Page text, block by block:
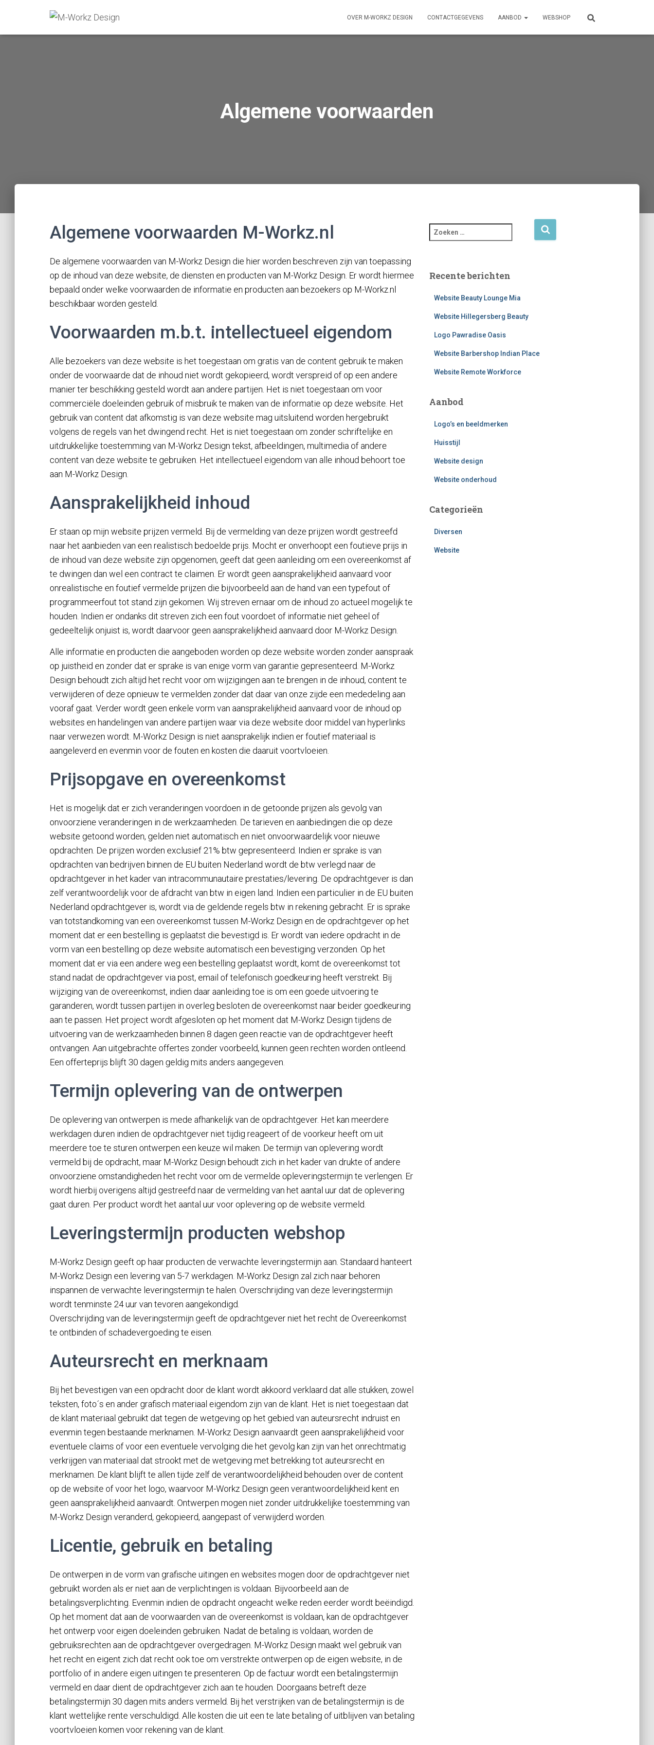
OVER M-WORKZ DESIGN CONTACTGEGEVENS AANBOD WEBSHOP
Algemene voorwaarden
Algemene voorwaarden M-Workz.nl
De algemene voorwaarden van M-Workz Design die hier worden beschreven zijn van toepassing
op de inhoud van deze website, de diensten en producten van M-Workz Design. Er wordt hiermee
bepaald onder welke voorwaarden de informatie en producten aan bezoekers op M-Workz.nl
beschikbaar worden gesteld.
Voorwaarden m.b.t. intellectueel eigendom
Alle bezoekers van deze website is het toegestaan om gratis van de content gebruik te maken
onder de voorwaarde dat de inhoud niet wordt gekopieerd, wordt verspreid of op een andere
manier ter beschikking gesteld wordt aan andere partijen. Het is niet toegestaan om voor
commerciële doeleinden gebruik of misbruik te maken van de informatie op deze website. Het
gebruik van content dat afkomstig is van deze website mag uitsluitend worden hergebruikt
volgens de regels van het dwingend recht. Het is niet toegestaan om zonder schriftelijke en
uitdrukkelijke toestemming van M-Workz Design tekst, afbeeldingen, multimedia of andere
content van deze website te gebruiken. Het intellectueel eigendom van alle inhoud behoort toe
aan M-Workz Design.
Aansprakelijkheid inhoud
Er staan op mijn website prijzen vermeld. Bij de vermelding van deze prijzen wordt gestreefd
naar het aanbieden van een realistisch bedoelde prijs. Mocht er onverhoopt een foutieve prijs in
de inhoud van deze website zijn opgenomen, geeft dat geen aanleiding om een overeenkomst af
te dwingen dan wel een contract te claimen. Er wordt geen aansprakelijkheid aanvaard voor
onrealistische en foutief vermelde prijzen die bijvoorbeeld aan de hand van een typefout of
programmeerfout tot stand zijn gekomen. Wij streven ernaar om de inhoud zo actueel mogelijk te
houden. Indien er ondanks dit streven zich een fout voordoet of informatie niet geheel of
gedeeltelijk onjuist is, wordt daarvoor geen aansprakelijkheid aanvaard door M-Workz Design.
Alle informatie en producten die aangeboden worden op deze website worden zonder aanspraak
op juistheid en zonder dat er sprake is van enige vorm van garantie gepresenteerd. M-Workz
Design behoudt zich altijd het recht voor om wijzigingen aan te brengen in de inhoud, content te
verwijderen of deze opnieuw te vermelden zonder dat daar van onze zijde een mededeling aan
vooraf gaat. Verder wordt geen enkele vorm van aansprakelijkheid aanvaard voor de inhoud op
websites en handelingen van andere partijen waar via deze website door middel van hyperlinks
naar verwezen wordt. M-Workz Design is niet aansprakelijk indien er foutief materiaal is
aangeleverd en evenmin voor de fouten en kosten die daaruit voortvloeien.
Prijsopgave en overeenkomst
Het is mogelijk dat er zich veranderingen voordoen in de getoonde prijzen als gevolg van
onvoorziene veranderingen in de werkzaamheden. De tarieven en aanbiedingen die op deze
website getoond worden, gelden niet automatisch en niet onvoorwaardelijk voor nieuwe
opdrachten. De prijzen worden exclusief 21% btw gepresenteerd. Indien er sprake is van
opdrachten van bedrijven binnen de EU buiten Nederland wordt de btw verlegd naar de
opdrachtgever in het kader van intracommunautaire prestaties/levering. De opdrachtgever is dan
zelf verantwoordelijk voor de afdracht van btw in eigen land. Indien een particulier in de EU buiten
Nederland opdrachtgever is, wordt via de geldende regels btw in rekening gebracht. Er is sprake
van totstandkoming van een overeenkomst tussen M-Workz Design en de opdrachtgever op het
moment dat er een bestelling is geplaatst die bevestigd is. Er wordt van iedere opdracht in de
vorm van een bestelling op deze website automatisch een bevestiging verzonden. Op het
moment dat er via een andere weg een bestelling geplaatst wordt, komt de overeenkomst tot
stand nadat de opdrachtgever via post, email of telefonisch goedkeuring heeft verstrekt. Bij
wijziging van de overeenkomst, indien daar aanleiding toe is om een goede uitvoering te
garanderen, wordt tussen partijen in overleg besloten de overeenkomst naar beider goedkeuring
aan te passen. Het project wordt afgesloten op het moment dat M-Workz Design tijdens de
uitvoering van de werkzaamheden binnen 8 dagen geen reactie van de opdrachtgever heeft
ontvangen. Aan uitgebrachte offertes zonder voorbeeld, kunnen geen rechten worden ontleend.
Een offerteprijs blijft 30 dagen geldig mits anders aangegeven.
Termijn oplevering van de ontwerpen
De oplevering van ontwerpen is mede afhankelijk van de opdrachtgever. Het kan meerdere
werkdagen duren indien de opdrachtgever niet tijdig reageert of de voorkeur heeft om uit
meerdere toe te sturen ontwerpen een keuze wil maken. De termijn van oplevering wordt
vermeld bij de opdracht, maar M-Workz Design behoudt zich in het kader van drukte of andere
onvoorziene omstandigheden het recht voor om de vermelde opleveringstermijn te verlengen. Er
wordt hierbij overigens altijd gestreefd naar de vermelding van het aantal uur dat de oplevering
gaat duren. Per product wordt het aantal uur voor oplevering op de website vermeld.
Leveringstermijn producten webshop
M-Workz Design geeft op haar producten de verwachte leveringstermijn aan. Standaard hanteert
M-Workz Design een levering van 5-7 werkdagen. M-Workz Design zal zich naar behoren
inspannen de verwachte leveringstermijn te halen. Overschrijding van deze leveringstermijn
wordt tenminste 24 uur van tevoren aangekondigd.
Overschrijding van de leveringstermijn geeft de opdrachtgever niet het recht de Overeenkomst
te ontbinden of schadevergoeding te eisen.
Auteursrecht en merknaam
Bij het bevestigen van een opdracht door de klant wordt akkoord verklaard dat alle stukken, zowel
teksten, foto´s en ander grafisch materiaal eigendom zijn van de klant. Het is niet toegestaan dat
de klant materiaal gebruikt dat tegen de wetgeving op het gebied van auteursrecht indruist en
evenmin tegen bestaande merknamen. M-Workz Design aanvaardt geen aansprakelijkheid voor
eventuele claims of voor een eventuele vervolging die het gevolg kan zijn van het onrechtmatig
verkrijgen van materiaal dat strookt met de wetgeving met betrekking tot auteursrecht en
merknamen. De klant blijft te allen tijde zelf de verantwoordelijkheid behouden over de content
op de website of voor het logo, waarvoor M-Workz Design geen verantwoordelijkheid kent en
geen aansprakelijkheid aanvaardt. Ontwerpen mogen niet zonder uitdrukkelijke toestemming van
M-Workz Design veranderd, gekopieerd, aangepast of verwijderd worden.
Licentie, gebruik en betaling
De ontwerpen in de vorm van grafische uitingen en websites mogen door de opdrachtgever niet
gebruikt worden als er niet aan de verplichtingen is voldaan. Bijvoorbeeld aan de
betalingsverplichting. Evenmin indien de opdracht ongeacht welke reden eerder wordt beëindigd.
Op het moment dat aan de voorwaarden van de overeenkomst is voldaan, kan de opdrachtgever
het ontwerp voor eigen doeleinden gebruiken. Nadat de betaling is voldaan, worden de
gebruiksrechten aan de opdrachtgever overgedragen. M-Workz Design maakt wel gebruik van
het recht en eigent zich dat recht ook toe om verstrekte ontwerpen op de eigen website, in de
portfolio of in andere eigen uitingen te presenteren. Op de factuur wordt een betalingstermijn
vermeld en daar dient de opdrachtgever zich aan te houden. Doorgaans betreft deze
betalingstermijn 30 dagen mits anders vermeld. Bij het verstrijken van de betalingstermijn is de
klant wettelijke rente verschuldigd. Alle kosten die uit een te late betaling of uitblijven van betaling
voortvloeien komen voor rekening van de klant.
o
e
Recente berichten
Website Beauty Lounge Mia
Website Hillegersberg Beauty
Logo Pawradise Oasis
Website Barbershop Indian Place
Website Remote Workforce
Aanbod
Logo’s en beeldmerken
Huisstijl
Website design
Website onderhoud
Categorieën
Diversen
Website